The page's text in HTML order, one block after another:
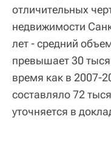
отличительных
недвижимости
лет - средний
превышает 30
время как в 2007-
составляло 72
уточняется в